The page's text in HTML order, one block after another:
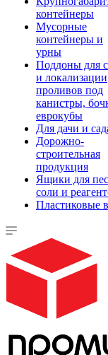
контейнеры
Мусорные
контейнеры и
урны
Поддоны для
и локализации
проливов под
канистры,
еврокубы
Для дачи и
Дорожно-
строительная
продукция
Ящики для
соли и
Пластиковые